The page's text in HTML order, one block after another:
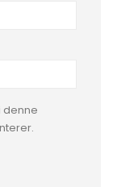
denne